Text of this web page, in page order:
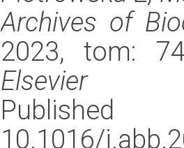
Archives of
2023, tom:
Elsevier
Published
10.1016/